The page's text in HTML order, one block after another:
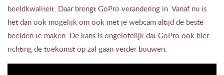
beeldkwaliteit. Daar brengt GoPro verandering in. Vanaf nu is
het dan ook mogelijk om ook met je webcam altijd de beste
beelden te maken. De kans is ongelofelijk dat GoPro ook hier
richting de toekomst op zal gaan verder bouwen.